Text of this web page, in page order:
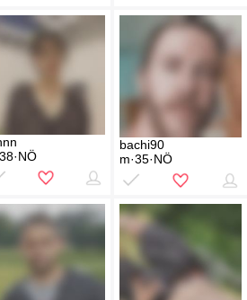
bachi90
m·35·NÖ